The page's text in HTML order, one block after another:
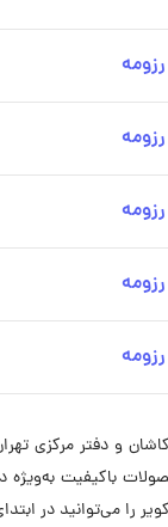
و دفتر مرکزی
باکیفیت به‌ویژه
را می‌توانید در